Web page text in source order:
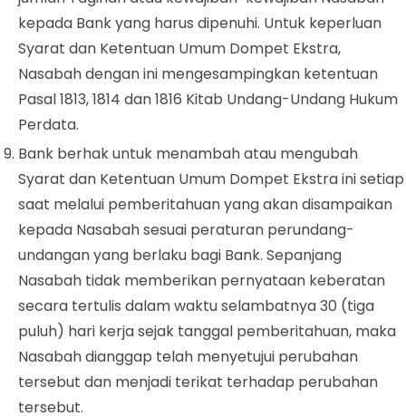
kepada Bank yang harus dipenuhi. Untuk keperluan
Syarat dan Ketentuan Umum Dompet Ekstra,
Nasabah dengan ini mengesampingkan ketentuan
Pasal 1813, 1814 dan 1816 Kitab Undang-Undang Hukum
Perdata.
Bank berhak untuk menambah atau mengubah
Syarat dan Ketentuan Umum Dompet Ekstra ini setiap
saat melalui pemberitahuan yang akan disampaikan
kepada Nasabah sesuai peraturan perundang-
undangan yang berlaku bagi Bank. Sepanjang
Nasabah tidak memberikan pernyataan keberatan
secara tertulis dalam waktu selambatnya 30 (tiga
puluh) hari kerja sejak tanggal pemberitahuan, maka
Nasabah dianggap telah menyetujui perubahan
tersebut dan menjadi terikat terhadap perubahan
tersebut.